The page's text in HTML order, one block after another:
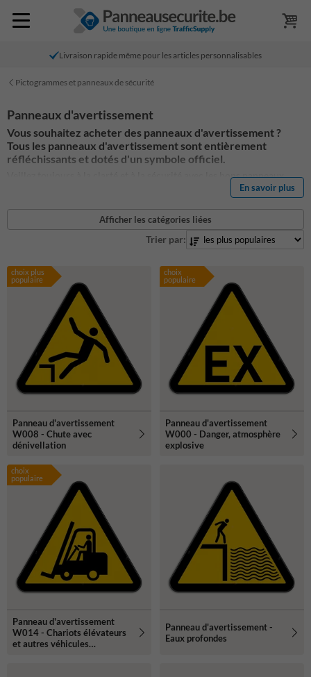
Livraison rapide même pour les articles personnalisables
Pictogrammes et panneaux de sécurité
Panneaux d'avertissement
Vous souhaitez acheter des panneaux d'avertissement ?
Tous les panneaux d'avertissement sont entièrement
réfléchissants et dotés d'un symbole officiel.
Veillez toujours à la clarté et à la sécurité avec les bons panneaux
d'avertissement. Laissez-nous fabriquer votre propre panneau
d'avertissement avec les panneaux de danger officiels. Vous trouverez
ci-dessous les panneaux d'avertissement les plus couramment
utilisés. Vous pouvez également modifier facilement votre panneau
d'avertissement et ajouter vos propres textes et autres icônes de
En savoir plus
Afficher les catégories liées
Trier par:
choix plus
populaire
Panneau d'avertissement
W008 - Chute avec
dénivellation
choix
populaire
Panneau d'avertissement
W000 - Danger, atmosphère
explosive
choix
populaire
Panneau d'avertissement
W014 - Chariots élévateurs
et autres véhicules
Panneau d'avertissement -
Eaux profondes